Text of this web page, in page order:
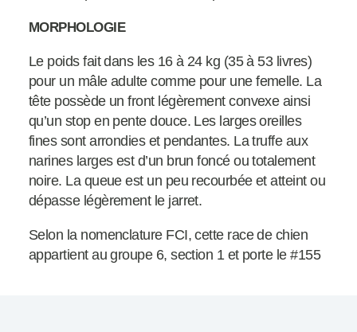
MORPHOLOGIE
Le poids fait dans les 16 à 24 kg (35 à 53 livres)
pour un mâle adulte comme pour une femelle. La
tête possède un front légèrement convexe ainsi
qu’un stop en pente douce. Les larges oreilles
fines sont arrondies et pendantes. La truffe aux
narines larges est d’un brun foncé ou totalement
noire. La queue est un peu recourbée et atteint ou
dépasse légèrement le jarret.
Selon la nomenclature FCI, cette race de chien
appartient au groupe 6, section 1 et porte le #155